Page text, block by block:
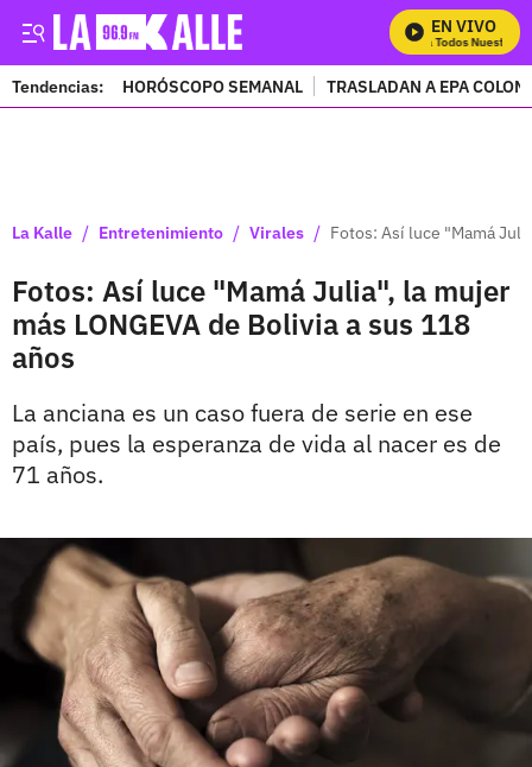
EN VIVO
Mira Todos Nuestros
Tendencias: HORÓSCOPO SEMANAL TRASLADAN A EPA
La Kalle / Entretenimiento / Virales / Fotos: Así luce "Mamá
Fotos: Así luce "Mamá Julia", la mujer
más LONGEVA de Bolivia a sus 118
años
La anciana es un caso fuera de serie en ese
país, pues la esperanza de vida al nacer es de
71 años.